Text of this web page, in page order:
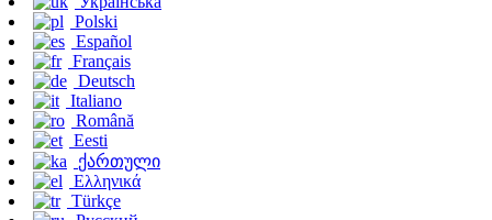
Polski
Español
Français
Deutsch
Italiano
Română
Eesti
ქართული
Ελληνικά
Türkçe